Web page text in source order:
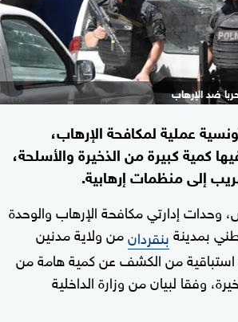
ضد الإرهاب
عملية لمكافحة الإرهاب،
كمية كبيرة من الذخيرة والأسلحة،
إلى منظمات إرهابية.
إدارتي مكافحة الإرهاب والوحدة
بمدينةبنقردانمن ولاية مدنين
استباقية من الكشف عن كمية هامة من
وفقا لبيان من وزارة الداخلية